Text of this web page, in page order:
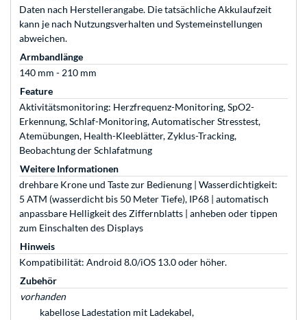
Daten nach Herstellerangabe. Die tatsächliche Akkulaufzeit
kann je nach Nutzungsverhalten und Systemeinstellungen
abweichen.
Armbandlänge
140 mm - 210 mm
Feature
Aktivitätsmonitoring: Herzfrequenz-Monitoring, SpO2-
Erkennung, Schlaf-Monitoring, Automatischer Stresstest,
Atemübungen, Health-Kleeblätter, Zyklus-Tracking,
Beobachtung der Schlafatmung
Weitere Informationen
drehbare Krone und Taste zur Bedienung | Wasserdichtigkeit:
5 ATM (wasserdicht bis 50 Meter Tiefe), IP68 | automatisch
anpassbare Helligkeit des Ziffernblatts | anheben oder tippen
zum Einschalten des Displays
Hinweis
Kompatibilität: Android 8.0/iOS 13.0 oder höher.
Zubehör
vorhanden
kabellose Ladestation mit Ladekabel,